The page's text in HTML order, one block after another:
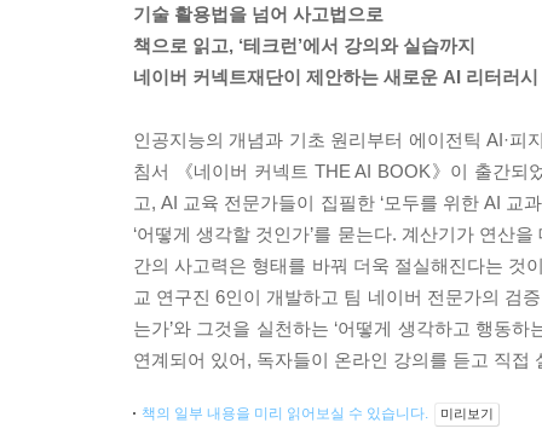
기술 활용법을 넘어 사고법으로
책으로 읽고, ‘테크런’에서 강의와 실습까지
네이버 커넥트재단이 제안하는 새로운 AI 리터러시
인공지능의 개념과 기초 원리부터 에이전틱 AI·
침서 《네이버 커넥트 THE AI BOOK》이 출간되
고, AI 교육 전문가들이 집필한 ‘모두를 위한 AI 교
‘어떻게 생각할 것인가’를 묻는다. 계산기가 연산
간의 사고력은 형태를 바꿔 더욱 절실해진다는 것
교 연구진 6인이 개발하고 팀 네이버 전문가의 검
는가’와 그것을 실천하는 ‘어떻게 생각하고 행동
연계되어 있어, 독자들이 온라인 강의를 듣고 직접
책의 일부 내용을 미리 읽어보실 수 있습니다. 미리보기